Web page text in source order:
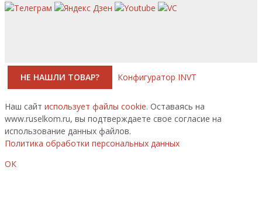
НЕ НАШЛИ ТОВАР? Конфигуратор INVT
Наш сайт использует файлы cookie. Оставаясь на
www.ruselkom.ru, вы подтверждаете свое согласие на
использование данных файлов.
Политика обработки персональных данных
ОК